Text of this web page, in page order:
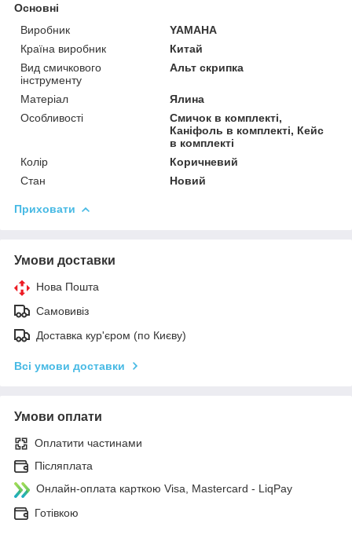
Основні
Виробник
YAMAHA
Країна виробник
Китай
Вид смичкового
інструменту
Альт скрипка
Матеріал
Ялина
Особливості
Смичок в комплекті,
Каніфоль в комплекті, Кейс
в комплекті
Колір
Коричневий
Стан
Новий
Приховати
Умови доставки
Нова Пошта
Самовивіз
Доставка кур'єром (по Києву)
Всі умови доставки
Умови оплати
Оплатити частинами
Післяплата
Онлайн-оплата карткою Visa, Mastercard - LiqPay
Готівкою